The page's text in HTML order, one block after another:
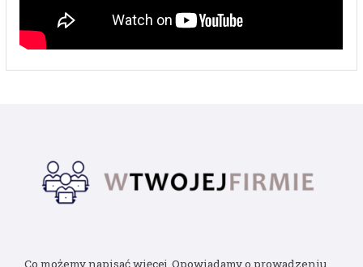
Co możemy napisać więcej. Opowiadamy o prowadzeniu